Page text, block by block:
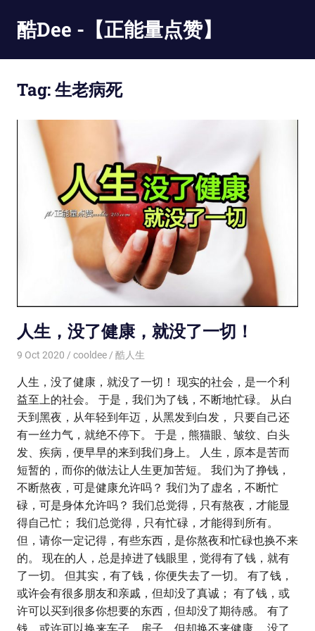
content
酷Dee -【正能量点赞】
最
Tag:生老病死
人生，没了健康，就没了一切！
9 Oct 2020 cooldee 酷人生
人生，没了健康，就没了一切！ 现实的社会，是一个利
益至上的社会。 于是，我们为了钱，不断地忙碌。 从白
天到黑夜，从年轻到年迈，从黑发到白发， 只要自己还
有一丝力气，就绝不停下。 于是，熊猫眼、皱纹、白头
发、疾病，便早早的来到我们身上。 人生，原本是苦而
短暂的，而你的做法让人生更加苦短。 我们为了挣钱，
不断熬夜，可是健康允许吗？ 我们为了虚名，不断忙
碌，可是身体允许吗？ 我们总觉得，只有熬夜，才能显
得自己忙； 我们总觉得，只有忙碌，才能得到所有。
但，请你一定记得，有些东西，是你熬夜和忙碌也换不来
的。 现在的人，总是掉进了钱眼里，觉得有了钱，就有
了一切。 但其实，有了钱，你便失去了一切。 有了钱，
或许会有很多朋友和亲戚，但却没了真诚； 有了钱，或
许可以买到很多你想要的东西，但却没了期待感。 有了